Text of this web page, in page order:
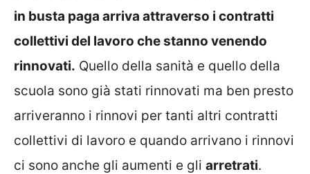
in busta paga arriva attraverso i contratti
collettivi del lavoro che stanno venendo
rinnovati. Quello della sanità e quello della
scuola sono già stati rinnovati ma ben presto
arriveranno i rinnovi per tanti altri contratti
collettivi di lavoro e quando arrivano i rinnovi
ci sono anche gli aumenti e gli arretrati.